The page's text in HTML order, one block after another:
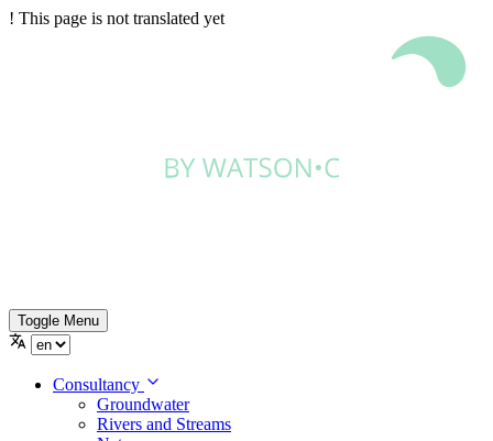
! This page is not translated yet
Toggle Menu
Consultancy
Groundwater
Rivers and Streams